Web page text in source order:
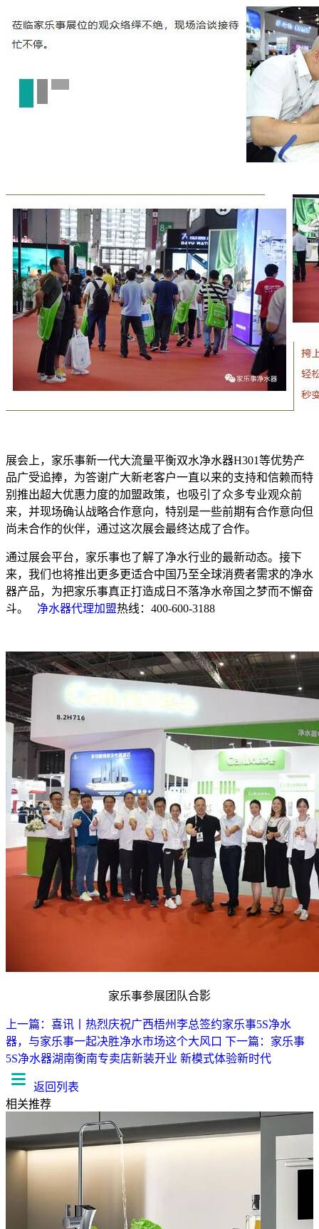
展会上，家乐事新一代大流量平衡双水净水器H301等优势产
品广受追捧，为答谢广大新老客户一直以来的支持和信赖而特
别推出超大优惠力度的加盟政策，也吸引了众多专业观众前
来，并现场确认战略合作意向，特别是一些前期有合作意向但
尚未合作的伙伴，通过这次展会最终达成了合作。
通过展会平台，家乐事也了解了净水行业的最新动态。接下
来，我们也将推出更多更适合中国乃至全球消费者需求的净水
器产品，为把家乐事真正打造成日不落净水帝国之梦而不懈奋
斗。 净水器代理加盟热线：400-600-3188
家乐事参展团队合影
上一篇：喜讯丨热烈庆祝广西梧州李总签约家乐事5S净水
器，与家乐事一起决胜净水市场这个大风口 下一篇：家乐事
5S净水器湖南衡南专卖店新装开业 新模式体验新时代
返回列表
相关推荐